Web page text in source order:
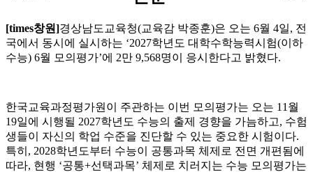
[times창원]경상남도교육청(교육감 박종훈)은 오는 6월 4일, 전
국에서 동시에 실시하는 ‘2027학년도 대학수학능력시험(이하
수능) 6월 모의평가’에 2만 9,568명이 응시한다고 밝혔다.
한국교육과정평가원이 주관하는 이번 모의평가는 오는 11월
19일에 시행될 2027학년도 수능의 출제 경향을 가늠하고, 수험
생들이 자신의 학업 수준을 진단할 수 있는 중요한 시험이다.
특히, 2028학년도부터 수능이 공통과목 체제로 전면 개편됨에
따라, 현행 ‘공통+선택과목’ 체제로 치러지는 수능 모의평가는